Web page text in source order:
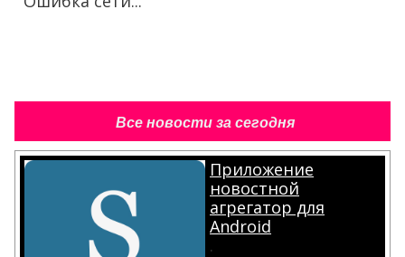
Все новости за сегодня
Приложение
новостной
агрегатор для
Android
.